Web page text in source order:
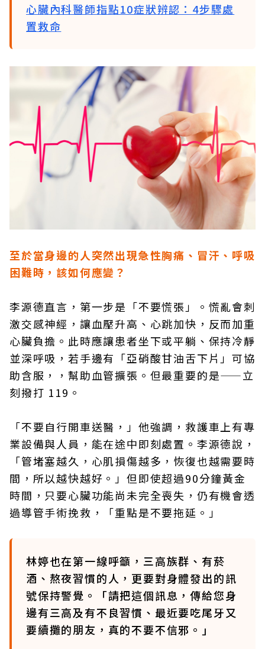
心臟內科醫師指點10症狀辨認：4步驟處
置救命
至於當身邊的人突然出現急性胸痛、冒汗、呼吸
困難時，該如何應變？
李源德直言，第一步是「不要慌張」。慌亂會刺
激交感神經，讓血壓升高、心跳加快，反而加重
心臟負擔。此時應讓患者坐下或平躺、保持冷靜
並深呼吸，若手邊有「亞硝酸甘油舌下片」可協
助含服，，幫助血管擴張。但最重要的是——立
刻撥打 119。
「不要自行開車送醫，」他強調，救護車上有專
業設備與人員，能在途中即刻處置。李源德說，
「管堵塞越久，心肌損傷越多，恢復也越需要時
間，所以越快越好。」但即使超過90分鐘黃金
時間，只要心臟功能尚未完全喪失，仍有機會透
過導管手術挽救，「重點是不要拖延。」
林婷也在第一線呼籲，三高族群、有菸
酒、熬夜習慣的人，更要對身體發出的訊
號保持警覺。「請把這個訊息，傳給您身
邊有三高及有不良習慣、最近要吃尾牙又
要續攤的朋友，真的不要不信邪。」